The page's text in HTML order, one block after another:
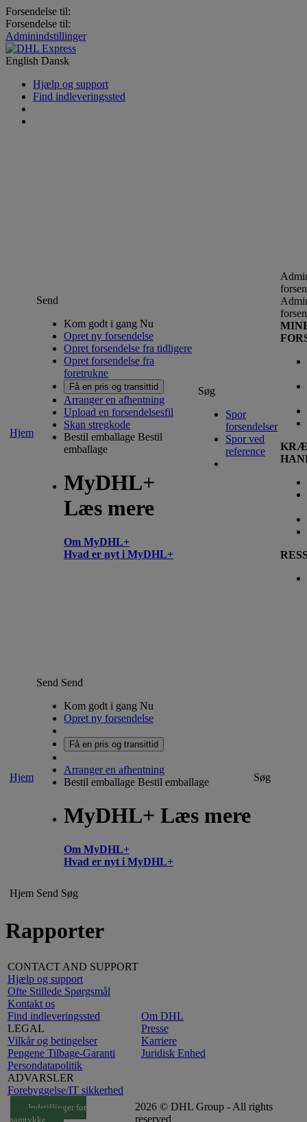
Forsendelse til:
Forsendelse til:
Adminindstillinger
English Dansk
Hjælp og support
Find indleveringssted
Hjem
Send
Kom godt i gang Nu
Opret ny forsendelse
Opret forsendelse fra tidligere
Opret forsendelse fra
foretrukne
Få en pris og transittid
Arranger en afhentning
Upload en forsendelsesfil
Skan stregkode
Bestil emballage Bestil
emballage
MyDHL+
Læs mere
Om MyDHL+
Hvad er nyt i MyDHL+
Søg
Spor
forsendelser
Spor ved
reference
Hjem
Send Send
Kom godt i gang Nu
Opret ny forsendelse
Få en pris og transittid
Arranger en afhentning
Bestil emballage Bestil emballage
MyDHL+ Læs mere
Om MyDHL+
Hvad er nyt i MyDHL+
Søg
Hjem Send Søg
Rapporter
CONTACT AND SUPPORT
Hjælp og support
Ofte Stillede Spørgsmål
Kontakt os
Find indleveringssted
LEGAL
Vilkår og betingelser
Pengene Tilbage-Garanti
Persondatapolitik
ADVARSLER
Forebyggelse/IT sikkerhed
Om DHL
Presse
Karriere
Juridisk Enhed
Indstillinger for
samtykke
2026 © DHL Group - All rights
reserved